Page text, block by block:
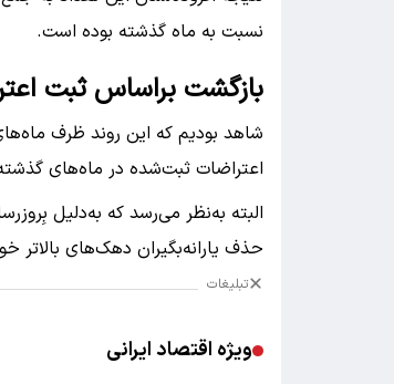
نسبت به ماه گذشته بوده است.
بازگشت براساس ثبت
شاهد بودیم که این روند ظرف
اعتراضات ثبت‌شده در ماه‌های گذشته
البته به‌نظر می‌رسد که به‌دلیل
حذف یارانه‌بگیران دهک‌های بالاتر
تبلیغات
ویژه اقتصاد ایرانی